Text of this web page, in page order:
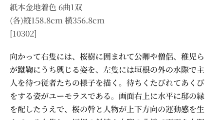
紙本金地着色 6曲1双
(各)縦158.8cm 横356.8cm
[10302]
向かって右隻には、桜樹に囲まれて公卿や僧侶、稚児ら
が蹴鞠にうち興じる姿を、左隻には垣根の外の水際で主
人を待つ従者たちの様子を描く。待ちくたびれてあくび
をする姿がユーモラスである。画面右上に水平に邸の縁
を配したうえで、桜の幹と人物が上下方向の運動感を生